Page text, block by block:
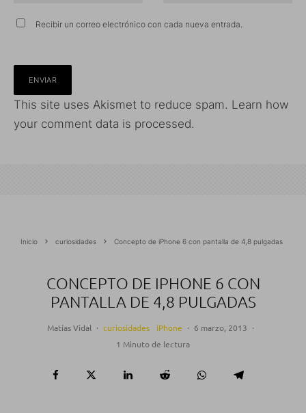
Recibir un correo electrónico con cada nueva entrada.
This site uses Akismet to reduce spam. Learn how
your comment data is processed.
Inicio curiosidades Concepto de iPhone 6 con pantalla de 4,8 pulgadas
CONCEPTO DE IPHONE 6 CON
PANTALLA DE 4,8 PULGADAS
Matías Vidal · curiosidades iPhone · 6 marzo, 2013 ·
1 Minuto de lectura